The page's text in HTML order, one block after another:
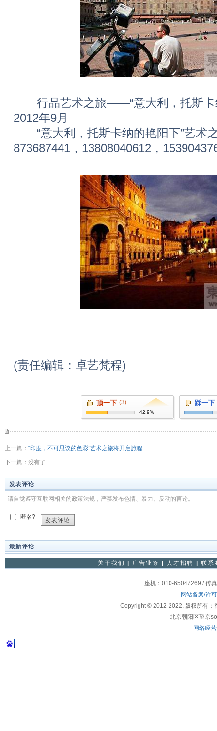
行品艺术之旅——“意大利，托斯卡
2012年9月
“意大利，托斯卡纳的艳阳下”艺术
873687441，13808040612，
(责任编辑：卓艺梵程)
顶一下 (3)
42.9%
踩一下
上一篇： “印度，不可思议的色彩”艺术之旅将开启旅程
下一篇：没有了
发表评论
请自觉遵守互联网相关的政策法规，严禁发布色情、暴力、反动的言论。
匿名?
发表评论
最新评论
关于我们 广告业务 人才招聘 联系
座机：010-65047269 / 传
网站备案/许
Copyright © 2012-2022. 版权所有：
北京朝阳区望京
网络经